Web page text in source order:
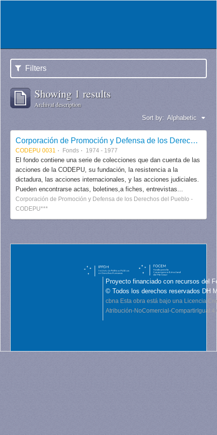
Filters
Showing 1 results
Archival description
Sort by: Alphabetic
Corporación de Promoción y Defensa de los Derechos del Pueblo CODEPU
CODEPU 0031 Fonds 1974 - 1977
El fondo contiene una serie de colecciones que dan cuenta de las
acciones de la CODEPU, su fundación, la resistencia a la
dictadura, las acciones internacionales, y las acciones judiciales.
Pueden encontrarse actas, boletines,a fiches, entrevistas...
Corporación de Promoción y Defensa de los Derechos del Pueblo -
CODEPU***
Proyecto financiado con recursos del
© Todos los derechos reservados DH
cbna Esta obra está bajo una Licencia
Atribución-NoComercial-CompartirIgual